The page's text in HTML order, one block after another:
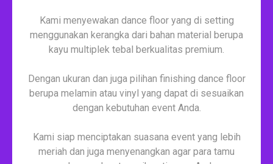
Kami menyewakan dance floor yang di setting
menggunakan kerangka dari bahan material berupa
kayu multiplek tebal berkualitas premium.
Dengan ukuran dan juga pilihan finishing dance floor
berupa melamin atau vinyl yang dapat di sesuaikan
dengan kebutuhan event Anda.
Kami siap menciptakan suasana event yang lebih
meriah dan juga menyenangkan agar para tamu